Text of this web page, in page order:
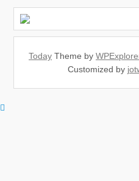
Today Theme by
Customized by